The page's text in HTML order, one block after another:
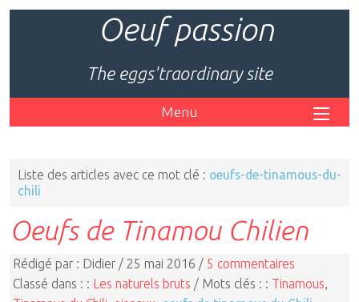
Oeuf passion
The eggs'traordinary site
Menu
Liste des articles avec ce mot clé : oeufs-de-tinamous-du-
chili
Oeufs de Tinamou Chilien
Rédigé par : Didier / 25 mai 2016 / 5 commentaires
Classé dans : : Les naturels bruts / Mots clés : : Tinamous